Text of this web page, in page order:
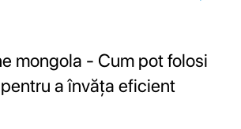
mongola - Cum pot folosi
a învăța eficient